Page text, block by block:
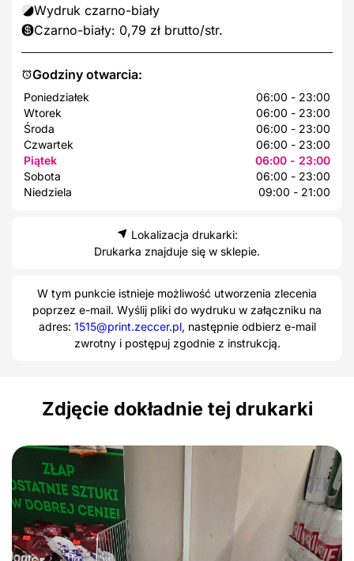
Godziny otwarcia:
Poniedziałek
06:00 - 23:00
Wtorek
06:00 - 23:00
Środa
06:00 - 23:00
Czwartek
06:00 - 23:00
Piątek
06:00 - 23:00
Sobota
06:00 - 23:00
Niedziela
09:00 - 21:00
Wydruk czarno-biały
Czarno-biały: 0,79 zł brutto/str.
Lokalizacja drukarki:
Drukarka znajduje się w sklepie.
W tym punkcie istnieje możliwość utworzenia zlecenia
poprzez e-mail. Wyślij pliki do wydruku w załączniku na
adres: 1515@print.zeccer.pl, następnie odbierz e-mail
zwrotny i postępuj zgodnie z instrukcją.
Zdjęcie dokładnie tej drukarki